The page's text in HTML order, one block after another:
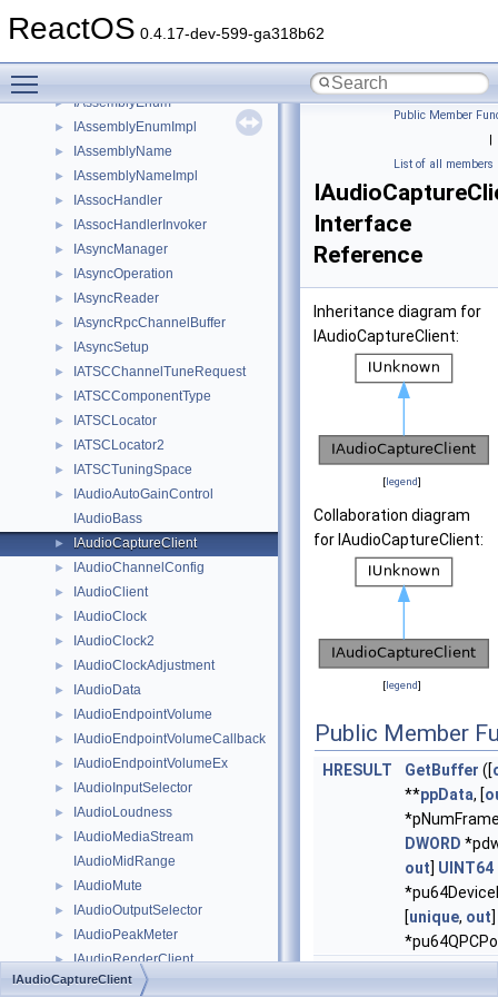
ReactOS 0.4.17-dev-599-ga318b62
► IAssemblyCacheImpl
► IAssemblyEnum
► IAssemblyEnumImpl
► IAssemblyName
► IAssemblyNameImpl
► IAssocHandler
► IAssocHandlerInvoker
► IAsyncManager
► IAsyncOperation
► IAsyncReader
► IAsyncRpcChannelBuffer
► IAsyncSetup
► IATSCChannelTuneRequest
► IATSCComponentType
► IATSCLocator
► IATSCLocator2
► IATSCTuningSpace
►
IAudioAutoGainControl
IAudioBass
► IAudioCaptureClient
► IAudioChannelConfig
► IAudioClient
► IAudioClock
► IAudioClock2
► IAudioClockAdjustment
► IAudioData
► IAudioEndpointVolume
► IAudioEndpointVolumeCallback
► IAudioEndpointVolumeEx
► IAudioInputSelector
► IAudioLoudness
►
IAudioMediaStream
IAudioMidRange
► IAudioMute
► IAudioOutputSelector
► IAudioPeakMeter
► IAudioRenderClient
► IAudioSessionControl
Public Member
|
List of all members
Interface
Reference
Inheritance diagram for
IAudioCaptureClient:
[legend]
Collaboration diagram
for IAudioCaptureClient:
[legend]
Public Member
HRESULT GetBuffer ([
**ppData, [
DWORD
out] UINT64
[unique, out]
IAudioCaptureClient